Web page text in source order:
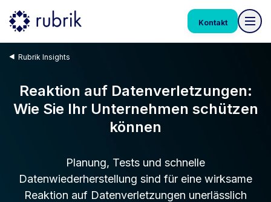
Kontakt
Rubrik Insights
Reaktion auf Datenverletzungen:
Wie Sie Ihr Unternehmen schützen
können
Planung, Tests und schnelle
Datenwiederherstellung sind für eine wirksame
Reaktion auf Datenverletzungen unerlässlich